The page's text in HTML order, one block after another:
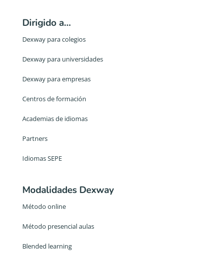
Dirigido a…
Dexway para colegios
Dexway para universidades
Dexway para empresas
Centros de formación
Academias de idiomas
Partners
Idiomas SEPE
Modalidades Dexway
Método online
Método presencial aulas
Blended learning